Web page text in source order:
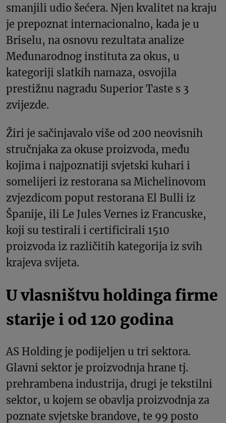
smanjili udio šećera. Njen kvalitet na kraju
je prepoznat internacionalno, kada je u
Briselu, na osnovu rezultata analize
Međunarodnog instituta za okus, u
kategoriji slatkih namaza, osvojila
prestižnu nagradu Superior Taste s 3
zvijezde.
Žiri je sačinjavalo više od 200 neovisnih
stručnjaka za okuse proizvoda, među
kojima i najpoznatiji svjetski kuhari i
somelijeri iz restorana sa Michelinovom
zvjezdicom poput restorana El Bulli iz
Španije, ili Le Jules Vernes iz Francuske,
koji su testirali i certificirali 1510
proizvoda iz različitih kategorija iz svih
krajeva svijeta.
U vlasništvu holdinga firme
starije i od 120 godina
AS Holding je podijeljen u tri sektora.
Glavni sektor je proizvodnja hrane tj.
prehrambena industrija, drugi je tekstilni
sektor, u kojem se obavlja proizvodnja za
poznate svjetske brandove, te 99 posto